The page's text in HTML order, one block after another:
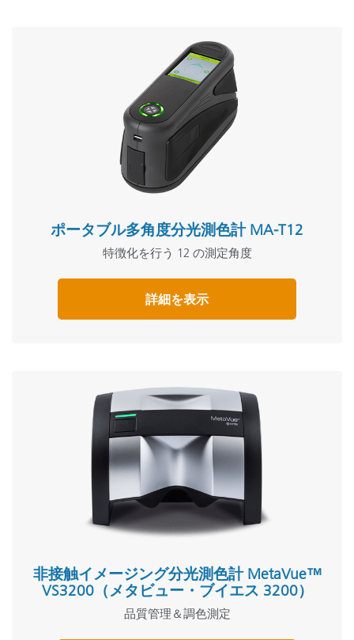
ポータブル多角度分光測色計 MA-T12
特徴化を行う 12 の測定角度
詳細を表示
非接触イメージング分光測色計 MetaVue™
VS3200（メタビュー・ブイエス 3200）
品質管理＆調色測定